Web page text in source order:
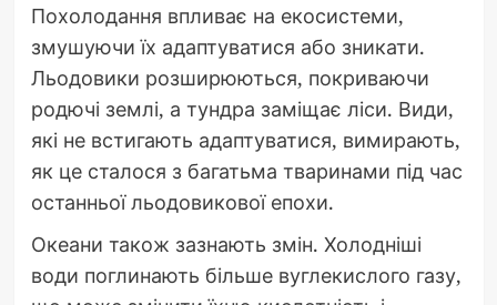
Похолодання впливає на екосистеми,
змушуючи їх адаптуватися або зникати.
Льодовики розширюються, покриваючи
родючі землі, а тундра заміщає ліси. Види,
які не встигають адаптуватися, вимирають,
як це сталося з багатьма тваринами під час
останньої льодовикової епохи.
Океани також зазнають змін. Холодніші
води поглинають більше вуглекислого газу,